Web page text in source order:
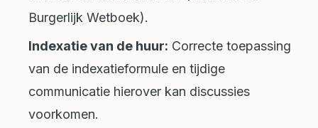
Burgerlijk Wetboek).
Indexatie van de huur: Correcte toepassing
van de indexatieformule en tijdige
communicatie hierover kan discussies
voorkomen.